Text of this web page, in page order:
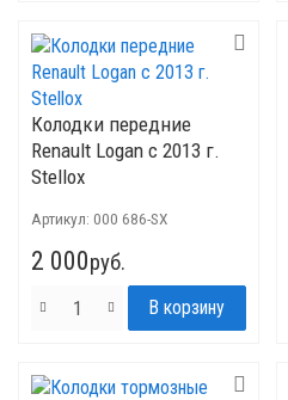
Колодки передние
Renault Logan с 2013 г.
Stellox
Артикул: 000 686-SX
2 000руб.